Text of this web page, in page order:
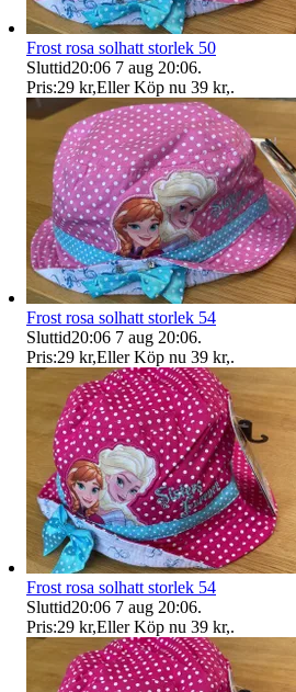
Frost rosa solhatt storlek 50
Sluttid20:06 7 aug 20:06.
Pris:29 kr,Eller Köp nu 39 kr,.
Frost rosa solhatt storlek 54
Sluttid20:06 7 aug 20:06.
Pris:29 kr,Eller Köp nu 39 kr,.
Frost rosa solhatt storlek 54
Sluttid20:06 7 aug 20:06.
Pris:29 kr,Eller Köp nu 39 kr,.